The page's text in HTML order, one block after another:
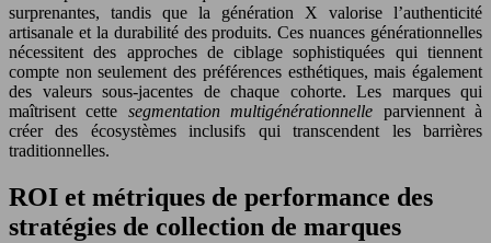
surprenantes, tandis que la génération X valorise l’authenticité
artisanale et la durabilité des produits. Ces nuances générationnelles
nécessitent des approches de ciblage sophistiquées qui tiennent
compte non seulement des préférences esthétiques, mais également
des valeurs sous-jacentes de chaque cohorte. Les marques qui
maîtrisent cette segmentation multigénérationnelle parviennent à
créer des écosystèmes inclusifs qui transcendent les barrières
traditionnelles.
ROI et métriques de performance des
stratégies de collection de marques